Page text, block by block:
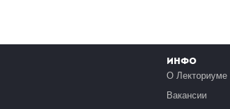
Инфо
О Лекториуме
Вакансии